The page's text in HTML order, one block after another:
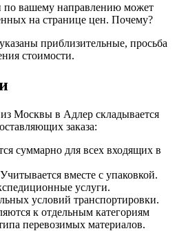
по вашему направлению может
на странице цен. Почему?
приблизительные, просьба
стоимости.
Москвы в Адлер складывается
заказа:
суммарно для всех входящих в
вместе с упаковкой.
услуги.
условий транспортировки.
к отдельным категориям
перевозимых материалов.